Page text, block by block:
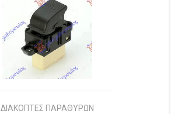
ΔΙΑΚΟΠΤΕΣ ΠΑΡΑΘΥΡΩΝ